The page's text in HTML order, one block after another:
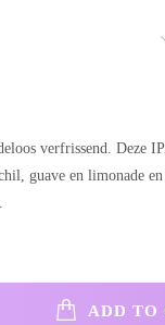
verfrissend. Deze
guave en limonade
ADD TO